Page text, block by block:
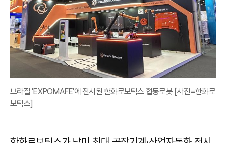
브라질 'EXPOMAFE'에 전시된 한화로보틱스 협동로봇 [사진=한화로
보틱스]